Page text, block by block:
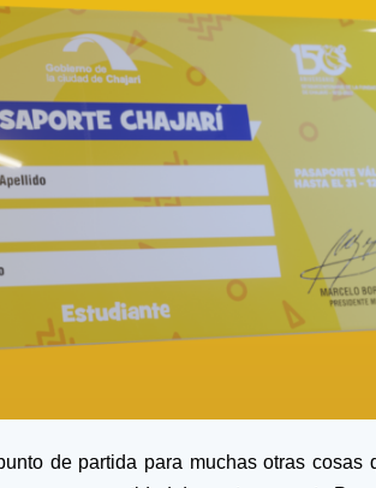
de partida para muchas otras cosas